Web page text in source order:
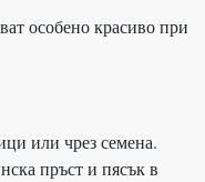
особено красиво при
или чрез семена.
пръст и пясък в